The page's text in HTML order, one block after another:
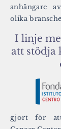
anhängare
olika
I linje
att
gjort för